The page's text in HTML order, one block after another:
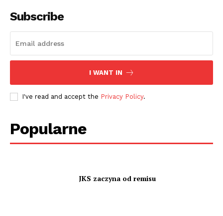
Subscribe
I WANT IN
I've read and accept the Privacy Policy.
Popularne
JKS zaczyna od remisu